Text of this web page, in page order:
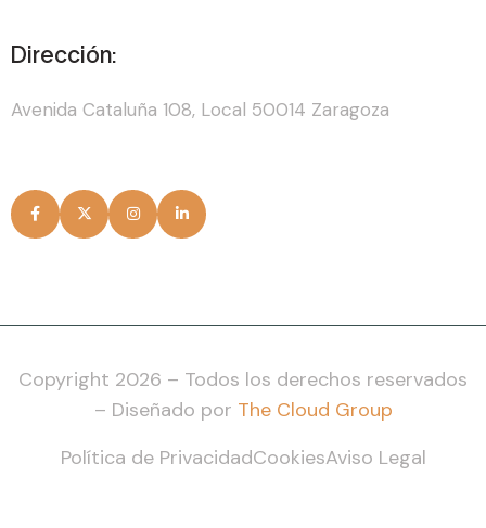
Dirección:
Avenida Cataluña 108, Local 50014 Zaragoza
Copyright 2026 – Todos los derechos reservados
– Diseñado por The Cloud Group
Política de PrivacidadCookiesAviso Legal